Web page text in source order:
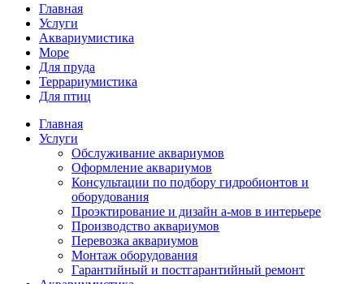
Главная
Услуги
Аквариумистика
Море
Для пруда
Террариумистика
Для птиц
Главная
Услуги
Обслуживание аквариумов
Оформление аквариумов
Консультации по подбору гидробионтов и
оборудования
Проэктирование и дизайн а-мов в интерьере
Производство аквариумов
Перевозка аквариумов
Монтаж оборудования
Гарантийный и постгарантийный ремонт